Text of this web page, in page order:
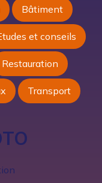
Bâtiment
et conseils
Restauration
Transport